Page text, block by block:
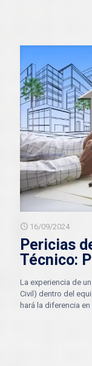
16/09/2024
Pericias
Técnico:
La experiencia de
Civil) dentro del
hará la diferencia